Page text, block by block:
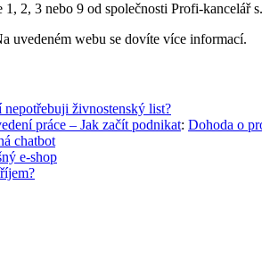
1, 2, 3 nebo 9 od společnosti Profi-kancelář
uvedeném webu se dovíte více informací.
živnostenský list?
práce – Jak začít podnikat: Dohoda o
chatbot
e-shop